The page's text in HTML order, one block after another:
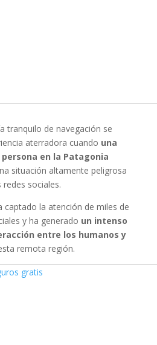
tranquilo de navegación se
aterradora cuando una
en la Patagonia
situación altamente peligrosa
sociales.
captado la atención de miles de
y ha generado un intenso
entre los humanos y
remota región.